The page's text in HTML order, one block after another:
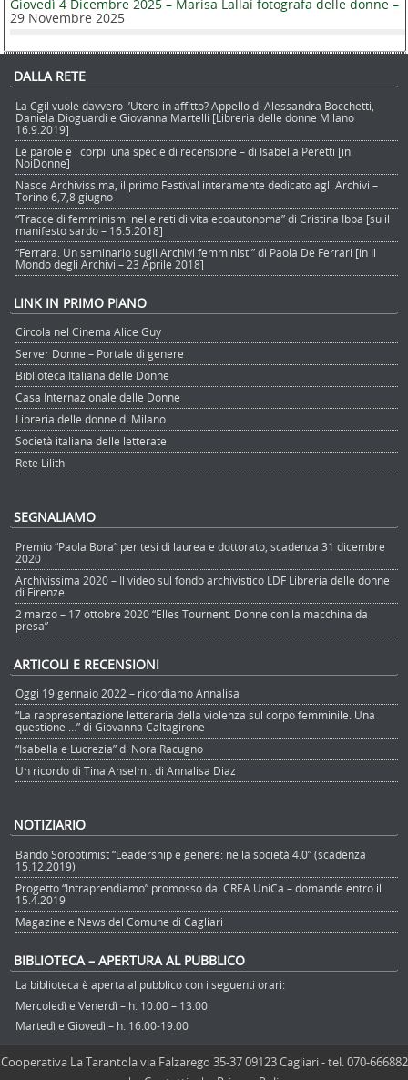
Giovedì 4 Dicembre 2025 – Marisa Lallai fotografa delle donne –
29 Novembre 2025
DALLA RETE
La Cgil vuole davvero l’Utero in affitto? Appello di Alessandra Bocchetti,
Daniela Dioguardi e Giovanna Martelli [Libreria delle donne Milano
16.9.2019]
Le parole e i corpi: una specie di recensione – di Isabella Peretti [in
NoiDonne]
Nasce Archivissima, il primo Festival interamente dedicato agli Archivi –
Torino 6,7,8 giugno
“Tracce di femminismi nelle reti di vita ecoautonoma” di Cristina Ibba [su il
manifesto sardo – 16.5.2018]
“Ferrara. Un seminario sugli Archivi femministi” di Paola De Ferrari [in Il
Mondo degli Archivi – 23 Aprile 2018]
LINK IN PRIMO PIANO
Circola nel Cinema Alice Guy
Server Donne – Portale di genere
Biblioteca Italiana delle Donne
Casa Internazionale delle Donne
Libreria delle donne di Milano
Società italiana delle letterate
Rete Lilith
SEGNALIAMO
Premio “Paola Bora” per tesi di laurea e dottorato, scadenza 31 dicembre
2020
Archivissima 2020 – Il video sul fondo archivistico LDF Libreria delle donne
di Firenze
2 marzo – 17 ottobre 2020 “Elles Tournent. Donne con la macchina da
presa”
ARTICOLI E RECENSIONI
Oggi 19 gennaio 2022 – ricordiamo Annalisa
“La rappresentazione letteraria della violenza sul corpo femminile. Una
questione …” di Giovanna Caltagirone
“Isabella e Lucrezia” di Nora Racugno
Un ricordo di Tina Anselmi. di Annalisa Diaz
NOTIZIARIO
Bando Soroptimist “Leadership e genere: nella società 4.0” (scadenza
15.12.2019)
Progetto “Intraprendiamo” promosso dal CREA UniCa – domande entro il
15.4.2019
Magazine e News del Comune di Cagliari
BIBLIOTECA – APERTURA AL PUBBLICO
La biblioteca è aperta al pubblico con i seguenti orari:
Mercoledì e Venerdì – h. 10.00 – 13.00
Martedì e Giovedì – h. 16.00-19.00
Cooperativa La Tarantola via Falzarego 35-37 09123 Cagliari - tel. 070-666882